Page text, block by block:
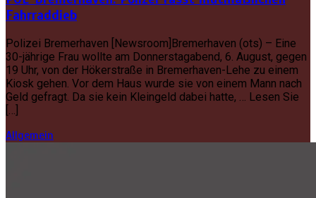
Fahrraddieb
Polizei Bremerhaven [Newsroom]Bremerhaven (ots) – Eine
30-jährige Frau wollte am Donnerstagabend, 6. August, gegen
19 Uhr, von der Hökerstraße in Bremerhaven-Lehe zu einem
Kiosk gehen. Vor dem Haus wurde sie von einem Mann nach
Geld gefragt. Da sie kein Kleingeld dabei hatte, … Lesen Sie
[…]
Allgemein